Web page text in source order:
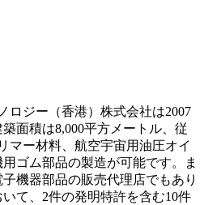
ロジー（香港）株式会社は2007
面積は8,000平方メートル、従
マー材料、航空宇宙用油圧オイ
ゴム部品の製造が可能です。ま
機器部品の販売代理店でもあり
て、2件の発明特許を含む10件